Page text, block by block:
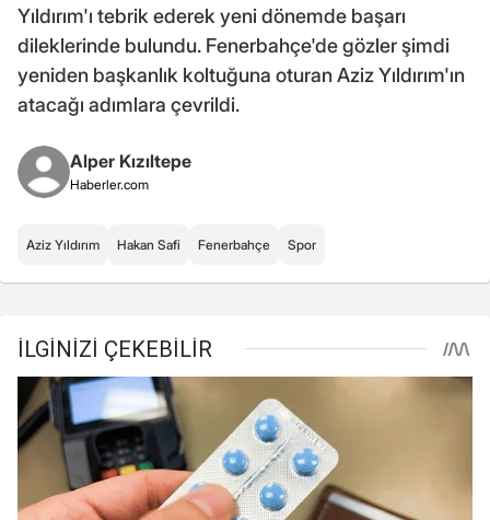
Yıldırım'ı tebrik ederek yeni dönemde başarı
dileklerinde bulundu. Fenerbahçe'de gözler şimdi
yeniden başkanlık koltuğuna oturan Aziz Yıldırım'ın
atacağı adımlara çevrildi.
Alper Kızıltepe
Haberler.com
Aziz Yıldırım Hakan Safi Fenerbahçe Spor